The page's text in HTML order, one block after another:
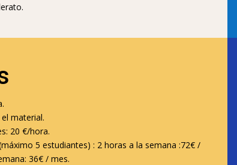
material.
20 €/hora.
5 estudiantes) : 2 horas a la semana :72€ /
36€ / mes.